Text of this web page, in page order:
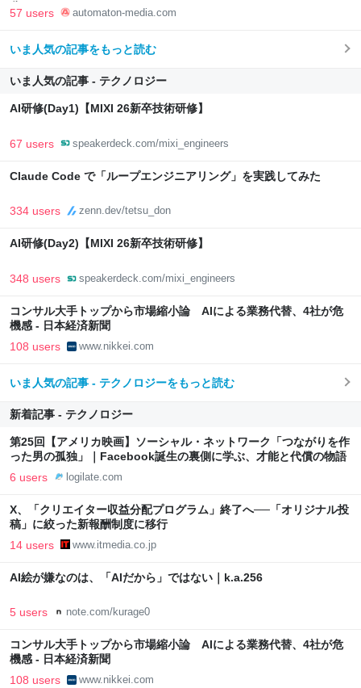
分 - AUTOMATON
57 users automaton-media.com
いま人気の記事をもっと読む
いま人気の記事 - テクノロジー
AI研修(Day1)【MIXI 26新卒技術研修】
67 users speakerdeck.com/mixi_engineers
Claude Code で「ループエンジニアリング」を実践してみた
334 users zenn.dev/tetsu_don
AI研修(Day2)【MIXI 26新卒技術研修】
348 users speakerdeck.com/mixi_engineers
コンサル大手トップから市場縮小論 AIによる業務代替、4社が危
機感 - 日本経済新聞
108 users www.nikkei.com
いま人気の記事 - テクノロジーをもっと読む
新着記事 - テクノロジー
第25回【アメリカ映画】ソーシャル・ネットワーク「つながりを作
った男の孤独」｜Facebook誕生の裏側に学ぶ、才能と代償の物語
6 users logilate.com
X、「クリエイター収益分配プログラム」終了へ──「オリジナル投
稿」に絞った新報酬制度に移行
14 users www.itmedia.co.jp
AI絵が嫌なのは、「AIだから」ではない｜k.a.256
5 users note.com/kurage0
コンサル大手トップから市場縮小論 AIによる業務代替、4社が危
機感 - 日本経済新聞
108 users www.nikkei.com